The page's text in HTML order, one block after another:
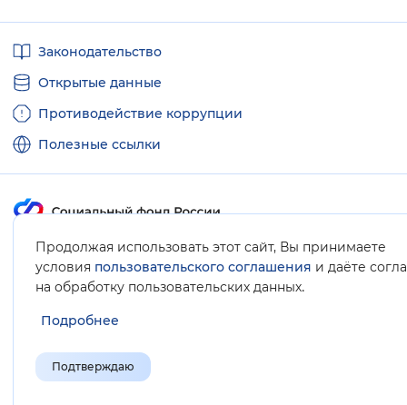
Продолжая использовать этот сайт, Вы принимаете
условия пользовательского соглашения и даёте
на обработку пользовательских данных.
Подробнее
Подтверждаю
ссылкиЗаконодательство
Открытые данные
Противодействие коррупции
Полезные ссылки
Карта сайта
© Социальный фонд России, 2008-2026